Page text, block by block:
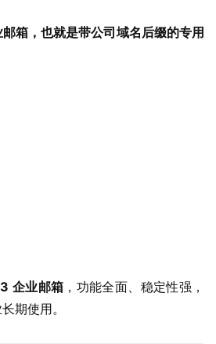
箱，也就是带公司域名后缀的专用
企业邮箱 ，功能全面、稳定性强，
期使用。